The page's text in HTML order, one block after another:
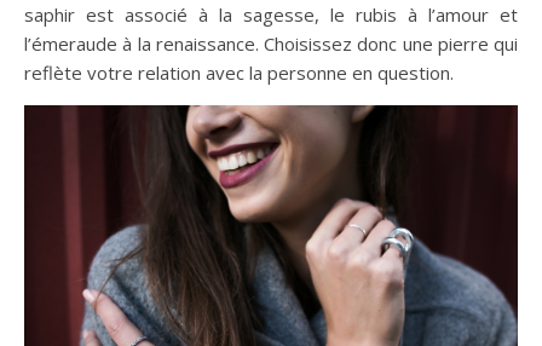
saphir est associé à la sagesse, le rubis à l’amour et
l’émeraude à la renaissance. Choisissez donc une pierre qui
reflète votre relation avec la personne en question.